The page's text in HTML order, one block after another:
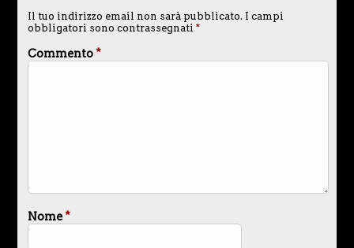
Il tuo indirizzo email non sarà pubblicato. I campi
obbligatori sono contrassegnati *
Commento*
Nome*